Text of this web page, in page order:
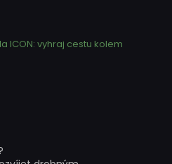
ICON: vyhraj cestu kolem